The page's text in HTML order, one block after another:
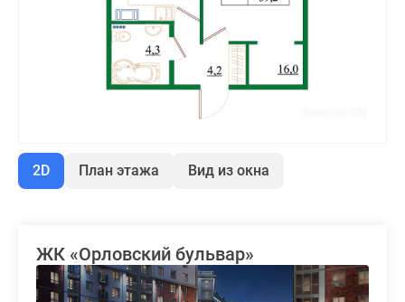
2D План этажа Вид из окна
ЖК «Орловский бульвар»